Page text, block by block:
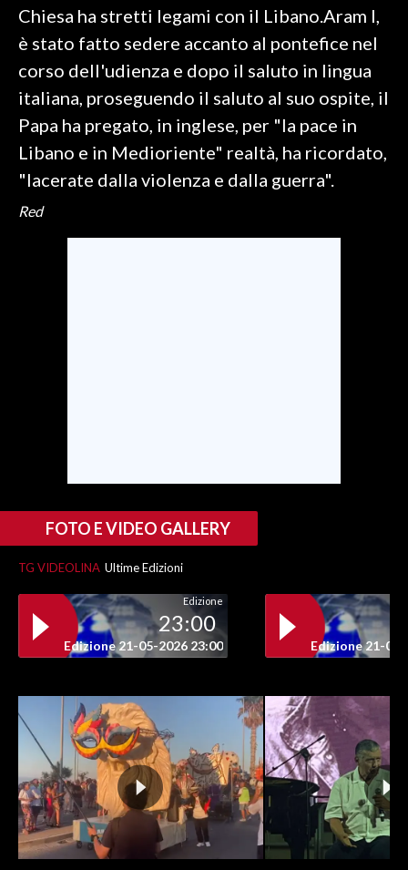
CULTURA
GOSSIP
SALUTE
SARDEGNA TURISMO
ANNUNCI
NECROLOGI
PUBBLICITÀ
SPIAGGE
STORE
Chiesa ha stretti legami con il Libano.Aram I,
è stato fatto sedere accanto al pontefice nel
corso dell'udienza e dopo il saluto in lingua
italiana, proseguendo il saluto al suo ospite, il
Papa ha pregato, in inglese, per "la pace in
Libano e in Medioriente" realtà, ha ricordato,
"lacerate dalla violenza e dalla guerra".
Red
FOTO E VIDEO GALLERY
TG VIDEOLINA Ultime Edizioni
Edizione
23:00
Edizione 21-05-2026 23:00 Edizione 21-05-